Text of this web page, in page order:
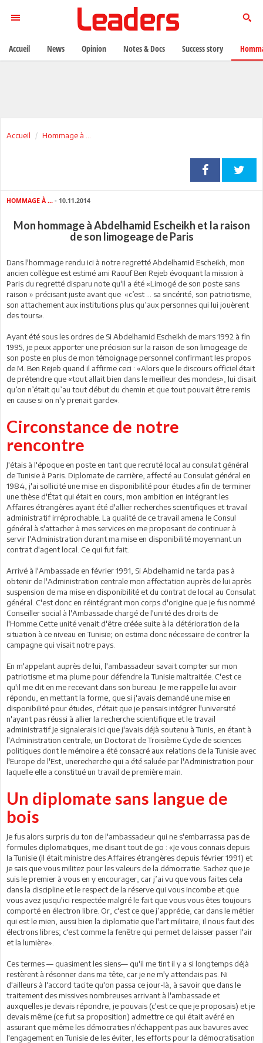
Accueil Hommage à ...
HOMMAGE À ... - 10.11.2014
Mon hommage à Abdelhamid Escheikh et la raison
de son limogeage de Paris
Dans l'hommage rendu ici à notre regretté Abdelhamid Escheikh, mon
ancien collègue est estimé ami Raouf Ben Rejeb évoquant la mission à
Paris du regretté disparu note qu'il a été «Limogé de son poste sans
raison » précisant juste avant que «c’est … sa sincérité, son patriotisme,
son attachement aux institutions plus qu’aux personnes qui lui jouèrent
des tours».
Ayant été sous les ordres de Si Abdelhamid Escheikh de mars 1992 à fin
1995, je peux apporter une précision sur la raison de son limogeage de
son poste en plus de mon témoignage personnel confirmant les propos
de M. Ben Rejeb quand il affirme ceci : «Alors que le discours officiel était
de prétendre que «tout allait bien dans le meilleur des mondes», lui disait
qu’on n’était qu’au tout début du chemin et que tout pouvait être remis
en cause si on n'y prenait garde».
Circonstance de notre
rencontre
J'étais à l'époque en poste en tant que recruté local au consulat général
de Tunisie à Paris. Diplomate de carrière, affecté au Consulat général en
1984, j'ai sollicité une mise en disponibilité pour études afin de terminer
une thèse d'État qui était en cours, mon ambition en intégrant les
Affaires étrangères ayant été d'allier recherches scientifiques et travail
administratif irréprochable. La qualité de ce travail amena le Consul
général à s'attacher à mes services en me proposant de continuer à
servir l'Administration durant ma mise en disponibilité moyennant un
contrat d'agent local. Ce qui fut fait.
Arrivé à l'Ambassade en février 1991, Si Abdelhamid ne tarda pas à
obtenir de l'Administration centrale mon affectation auprès de lui après
suspension de ma mise en disponibilité et du contrat de local au Consulat
général. C'est donc en réintégrant mon corps d'origine que je fus nommé
Conseiller social à l'Ambassade chargé de l'unité des droits de
l'Homme.Cette unité venait d'être créée suite à la détérioration de la
situation à ce niveau en Tunisie; on estima donc nécessaire de contrer la
campagne qui visait notre pays.
En m'appelant auprès de lui, l'ambassadeur savait compter sur mon
patriotisme et ma plume pour défendre la Tunisie maltraitée. C'est ce
qu'il me dit en me recevant dans son bureau. Je me rappelle lui avoir
répondu, en mettant la forme, que si j'avais demandé une mise en
disponibilité pour études, c'était que je pensais intégrer l'université
n'ayant pas réussi à allier la recherche scientifique et le travail
administratif.Je signalerais ici que j'avais déjà soutenu à Tunis, en étant à
l'Administration centrale, un Doctorat de Troisième Cycle de sciences
politiques dont le mémoire a été consacré aux relations de la Tunisie avec
l'Europe de l'Est, unerecherche qui a été saluée par l'Administration pour
laquelle elle a constitué un travail de première main.
Un diplomate sans langue de
bois
Je fus alors surpris du ton de l'ambassadeur qui ne s'embarrassa pas de
formules diplomatiques, me disant tout de go : «Je vous connais depuis
la Tunisie (il était ministre des Affaires étrangères depuis février 1991) et
je sais que vous militez pour les valeurs de la démocratie. Sachez que je
suis le premier à vous en y encourager, car j’ai vu que vous faites cela
dans la discipline et le respect de la réserve qui vous incombe et que
vous avez jusqu'ici respectée malgré le fait que vous vous êtes toujours
comporté en électron libre. Or, c'est ce que j’apprécie, car dans le métier
qui est le mien, aussi bien la diplomatie que l'art militaire, il nous faut des
électrons libres; c'est comme la fenêtre qui permet de laisser passer l'air
et la lumière».
Ces termes — quasiment les siens— qu'il me tint il y a si longtemps déjà
restèrent à résonner dans ma tête, car je ne m'y attendais pas. Ni
d'ailleurs à l'accord tacite qu'on passa ce jour-là, à savoir que dans le
traitement des missives nombreuses arrivant à l'ambassade et
auxquelles je devais répondre, je pouvais (c'est ce que je proposais) et je
devais même (ce fut sa proposition) admettre ce qui était avéré en
assurant que même les démocraties n'échappent pas aux bavures avec
l'engagement en Tunisie de les éviter, les efforts pour la démocratisation
Accueil News Opinion Notes & Docs Success story